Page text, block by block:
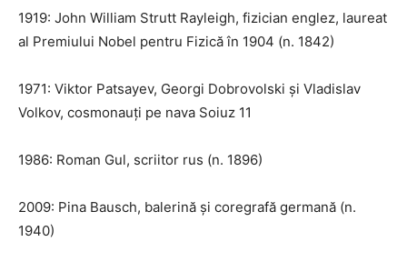
1919: John William Strutt Rayleigh, fizician englez, laureat
al Premiului Nobel pentru Fizică în 1904 (n. 1842)
1971: Viktor Patsayev, Georgi Dobrovolski și Vladislav
Volkov, cosmonauți pe nava Soiuz 11
1986: Roman Gul, scriitor rus (n. 1896)
2009: Pina Bausch, balerină și coregrafă germană (n.
1940)